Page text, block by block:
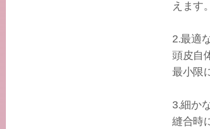
えます。
2.最適
頭皮自
最小限
3.細か
縫合時